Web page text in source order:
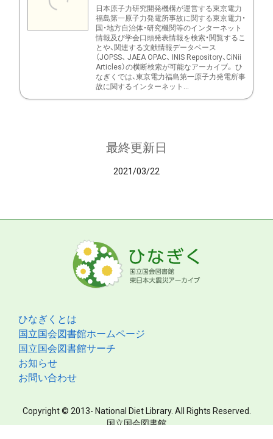
日本原子力研究開発機構が運営する東京電力
福島第一原子力発電所事故に関する東京電力・
国・地方自治体・研究機関等のインターネット
情報及び学会口頭発表情報を検索・閲覧するこ
とや、関連する文献情報データベース
（JOPSS、 JAEA OPAC、 INIS Repository、CiNii
Articles）の横断検索が可能なアーカイブ。 ひ
なぎくでは、東京電力福島第一原子力発電所事
故に関するインターネット...
最終更新日
2021/03/22
ひなぎくとは
国立国会図書館ホームページ
国立国会図書館サーチ
お知らせ
お問い合わせ
Copyright © 2013- National Diet Library. All Rights Reserved.